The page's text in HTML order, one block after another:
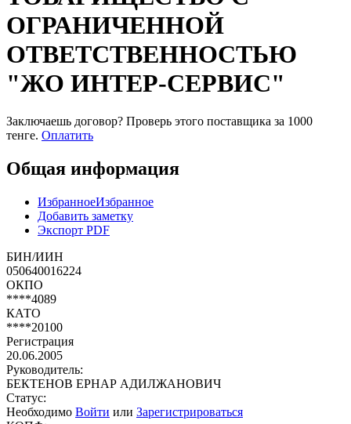
ОГРАНИЧЕННОЙ
ОТВЕТСТВЕННОСТЬЮ
"ЖО ИНТЕР-СЕРВИС"
Заключаешь договор? Проверь этого поставщика за 1000
тенге. Оплатить
Общая информация
ИзбранноеИзбранное
Добавить заметку
Экспорт PDF
БИН/ИИН
050640016224
ОКПО
****4089
КАТО
****20100
Регистрация
20.06.2005
Руководитель:
БЕКТЕНОВ ЕРНАР АДИЛЖАНОВИЧ
Статус:
Необходимо Войти или Зарегистрироваться